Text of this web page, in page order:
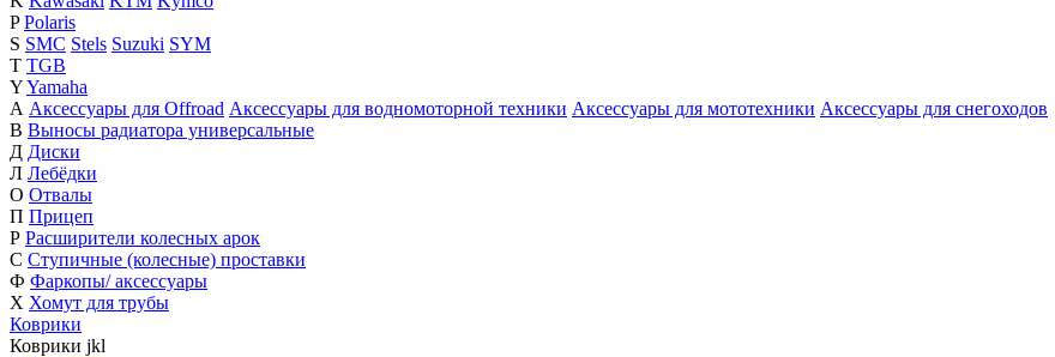
P Polaris
S SMC Stels Suzuki SYM
T TGB
YYamaha
А Аксессуары для Offroad Аксессуары для водномоторной техники Аксессуары для мототехники Аксессуары для снегоходов
В Выносы радиатора универсальные
Д Диски
Л Лебёдки
О Отвалы
П Прицеп
Р Расширители колесных арок
С Ступичные (колесные) проставки
Ф Фаркопы/ аксессуары
Х Хомут для трубы
Коврики
Коврики jkl